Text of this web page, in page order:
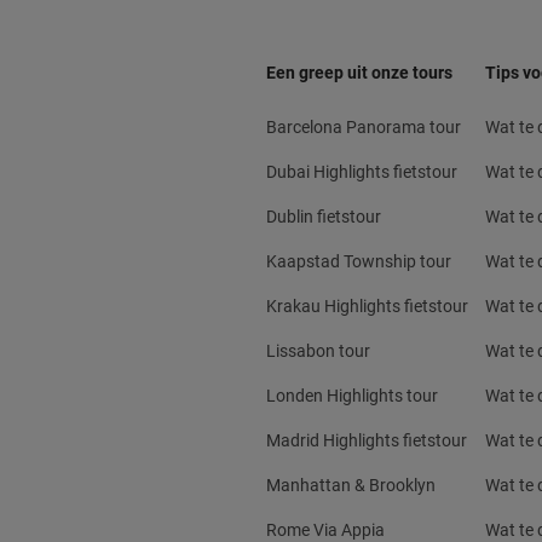
Een greep uit onze tours
Barcelona Panorama tour
Dubai Highlights fietstour
Dublin fietstour
Kaapstad Township tour
Krakau Highlights fietstour
Lissabon tour
Londen Highlights tour
Madrid Highlights fietstour
Manhattan & Brooklyn
Rome Via Appia
Tips
Wat te
Wat te
Wat te
Wat te
Wat te
Wat te
Wat te
Wat te
Wat te
Wat te